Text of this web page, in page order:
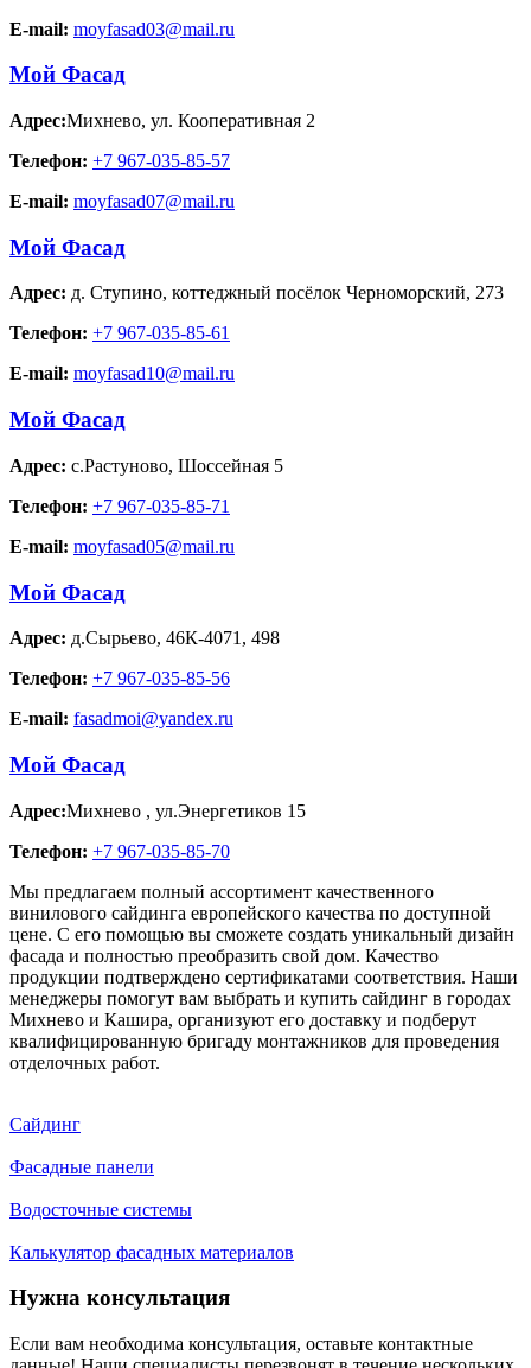
E-mail: moyfasad03@mail.ru
Мой Фасад
Адрес:Михнево, ул. Кооперативная 2
Телефон: +7 967-035-85-57
E-mail: moyfasad07@mail.ru
Мой Фасад
Адрес: д. Ступино, коттеджный посёлок Черноморский, 273
Телефон: +7 967-035-85-61
E-mail: moyfasad10@mail.ru
Мой Фасад
Адрес: с.Растуново, Шоссейная 5
Телефон: +7 967-035-85-71
E-mail: moyfasad05@mail.ru
Мой Фасад
Адрес: д.Сырьево, 46К-4071, 498
Телефон: +7 967-035-85-56
E-mail: fasadmoi@yandex.ru
Мой Фасад
Адрес:Михнево , ул.Энергетиков 15
Телефон: +7 967-035-85-70
Мы предлагаем полный ассортимент качественного
винилового сайдинга европейского качества по доступной
цене. С его помощью вы сможете создать уникальный дизайн
фасада и полностью преобразить свой дом. Качество
продукции подтверждено сертификатами соответствия. Наши
менеджеры помогут вам выбрать и купить сайдинг в городах
Михнево и Кашира, организуют его доставку и подберут
квалифицированную бригаду монтажников для проведения
отделочных работ.
Сайдинг
Фасадные панели
Водосточные системы
Калькулятор фасадных материалов
Нужна консультация
Если вам необходима консультация, оставьте контактные